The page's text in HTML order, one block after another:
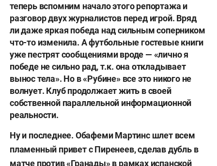
теперь вспомним начало этого репортажа и
разговор двух журналистов перед игрой. Вряд
ли даже яркая победа над сильным соперником
что-то изменила. А футбольные гостевые книги
уже пестрят сообщениями вроде — «лично я
победе не сильно рад, т.к. она откладывает
вынос тела». Но в «Рубине» все это никого не
волнует. Клуб продолжает жить в своей
собственной параллельной информационной
реальности.
Ну и последнее. Обафеми Мартинсшлет всем
пламенный привет с Пиренеев, сделав дубль в
матче против «Гранады» в рамках испанской